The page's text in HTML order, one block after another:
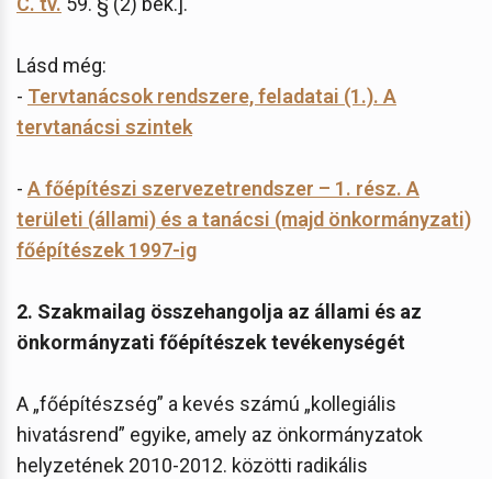
Lásd még:
- Tervtanácsok rendszere, feladatai (1.). A
tervtanácsi szintek
- A főépítészi szervezetrendszer – 1. rész. A
területi (állami) és a tanácsi (majd önkormányzati)
főépítészek 1997-ig
2. Szakmailag összehangolja az állami és az
önkormányzati főépítészek tevékenységét
A „főépítészség” a kevés számú „kollegiális
hivatásrend” egyike, amely az önkormányzatok
helyzetének 2010-2012. közötti radikális